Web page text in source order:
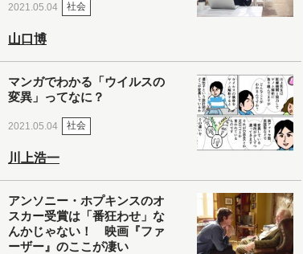
2021.05.04 社会
山口博
マンガでわかる「ウイルスの
変異」ってなに？
2021.05.04 社会
川上浩一
アンソニー・ホプキンスのオ
スカー受賞は「番狂わせ」な
んかじゃない！ 映画『ファ
ーザー』のここが凄い